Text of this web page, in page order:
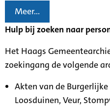
Meer...
Hulp bij zoeken naar
Het Haags
zoekingang de volgende
Akten van de
Loosduinen, Veur,